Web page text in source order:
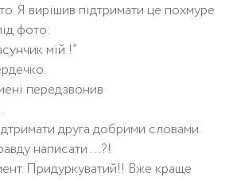
Я вирішив підтримати це похмуре
фото:
мій !”
передзвонив
друга добрими словами.
написати …?!
Придуркуватий!! Вже краще